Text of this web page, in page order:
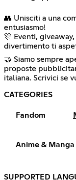
👥 Unisciti a una
entusiasmo!
🎊 Eventi,
divertimento ti
🤝 Siamo sempre
proposte
italiana. Scrivici se
CATEGORIES
Fandom
Anime & Manga
SUPPORTED